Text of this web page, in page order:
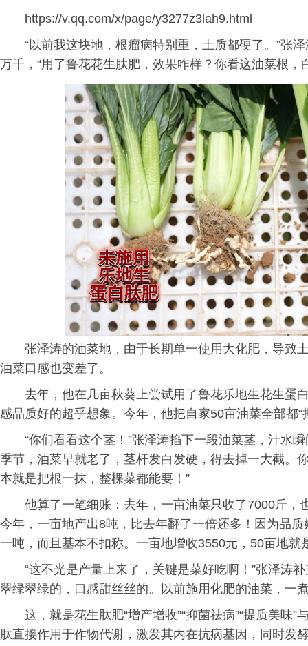
https://v.qq.com/x/page/y3277z3lah9.html
“以前我这块地，根瘤病特别重，土质都硬了。”张
万千，“用了鲁花花生肽肥，效果咋样？你看这油菜根
张泽涛的油菜地，由于长期单一使用大化肥，导致
油菜口感也变差了。
去年，他在几亩秋葵上尝试用了鲁花乐地生花生蛋
感品质好的超乎想象。今年，他把自家50亩油菜全部都“
“你们看看这个茎！”张泽涛掐下一段油菜茎，汁水
季节，油菜早就老了，茎杆发白发硬，得去掉一大截。
本就是把根一抹，整棵菜都能要！”
他算了一笔细账：去年，一亩油菜只收了7000斤
今年，一亩地产出8吨，比去年翻了一倍还多！因为品
一吨，而且基本不扣称。一亩地增收3550元，50亩地就
“这不光是产量上来了，关键是菜好吃啊！”张泽涛
翠绿翠绿的，口感甜丝丝的。以前施用化肥的油菜，一
这，就是花生肽肥“增产增收”“抑菌祛病”“提质美味
肽直接作用于作物代谢，激发其内在抗病基因，同时发